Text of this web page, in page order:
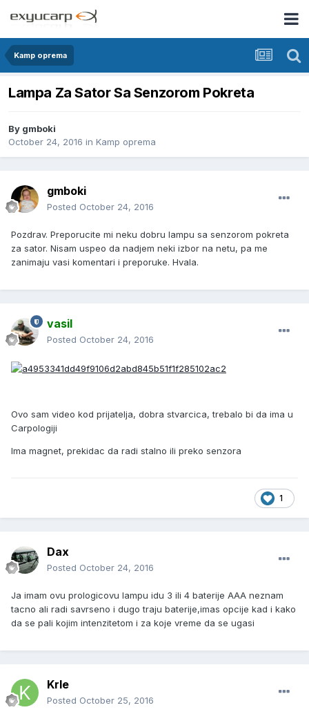
Kamp oprema
Lampa Za Sator Sa Senzorom Pokreta
By gmboki
October 24, 2016 in Kamp oprema
gmboki
Posted October 24, 2016
Pozdrav. Preporucite mi neku dobru lampu sa senzorom pokreta
za sator. Nisam uspeo da nadjem neki izbor na netu, pa me
zanimaju vasi komentari i preporuke. Hvala.
vasil
Posted October 24, 2016
Ovo sam video kod prijatelja, dobra stvarcica, trebalo bi da ima u
Carpologiji
Ima magnet, prekidac da radi stalno ili preko senzora
1
Dax
Posted October 24, 2016
Ja imam ovu prologicovu lampu idu 3 ili 4 baterije AAA neznam
tacno ali radi savrseno i dugo traju baterije,imas opcije kad i kako
da se pali kojim intenzitetom i za koje vreme da se ugasi
Krle
Posted October 25, 2016